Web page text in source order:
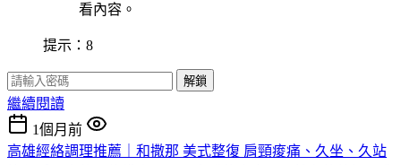
看內容。
提示：8
解鎖
繼續閱讀
1個月前
高雄經絡調理推薦｜和撒那 美式整復 肩頸痠痛、久坐、久站